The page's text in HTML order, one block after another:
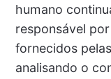
humano
responsável
fornecidos
analisando o